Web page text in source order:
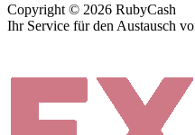
Copyright © 2026 RubyCash
Ihr Service für den Austausch